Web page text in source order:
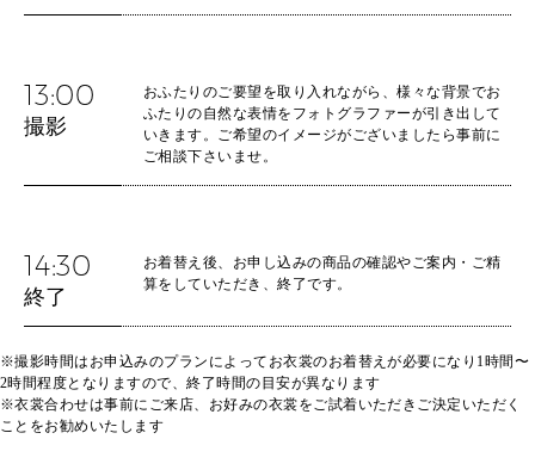
13:00
撮影
おふたりのご要望を取り入れながら、様々な背景でお
ふたりの自然な表情をフォトグラファーが引き出して
いきます。ご希望のイメージがございましたら事前に
ご相談下さいませ。
14:30
終了
お着替え後、お申し込みの商品の確認やご案内・ご精
算をしていただき、終了です。
※撮影時間はお申込みのプランによってお衣裳のお着替えが必要になり1時間〜
2時間程度となりますので、終了時間の目安が異なります
※衣裳合わせは事前にご来店、お好みの衣裳をご試着いただきご決定いただく
ことをお勧めいたします